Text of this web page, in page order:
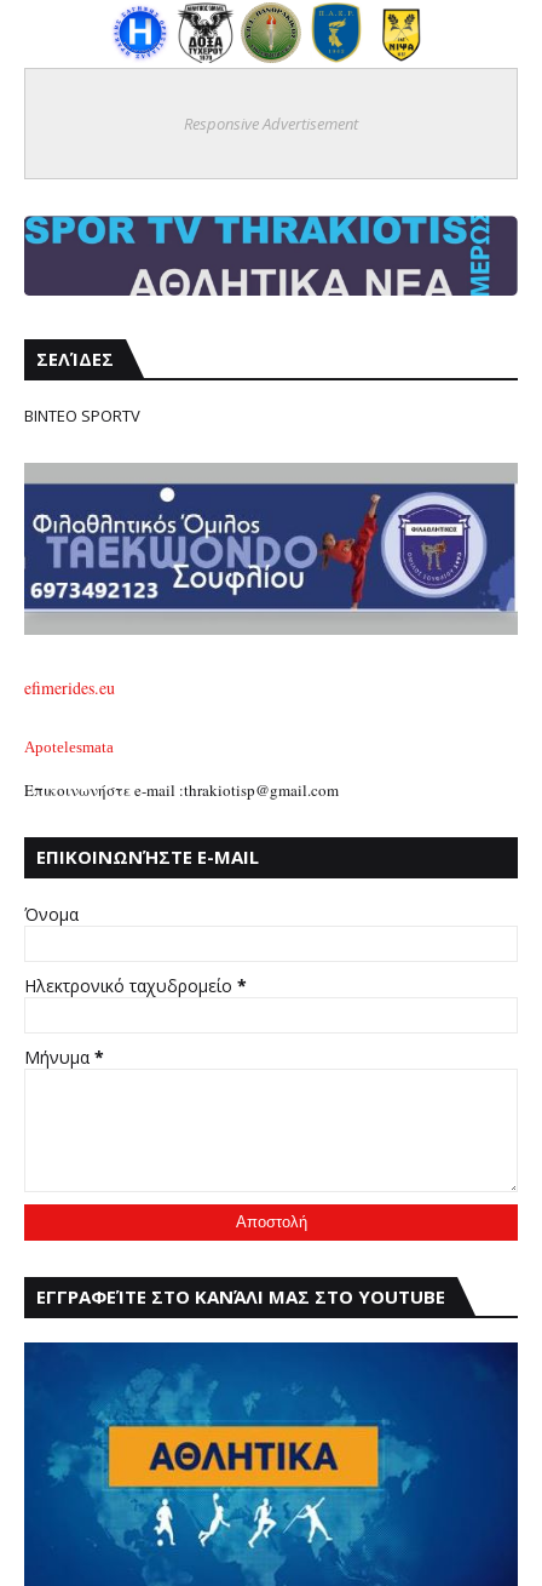
Responsive Advertisement
ΣΕΛΊΔΕΣ
ΒΙΝΤΕΟ SPORTV
efimerides.eu
Apotelesmata
Επικοινωνήστε e-mail :thrakiotisp@gmail.com
ΕΠΙΚΟΙΝΩΝΉΣΤΕ E-MAIL
Όνομα
Ηλεκτρονικό ταχυδρομείο *
Μήνυμα *
ΕΓΓΡΑΦΕΊΤΕ ΣΤΟ ΚΑΝΆΛΙ ΜΑΣ ΣΤΟ YOUTUBE